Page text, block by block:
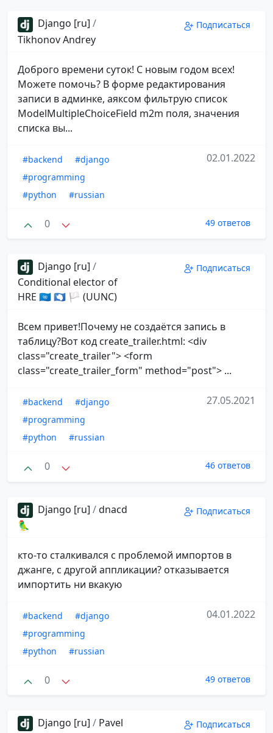
Django [ru] /
Tikhonov Andrey
Подписаться
Доброго времени суток! С новым годом всех!
Можете помочь? В форме редактирования
записи в админке, аяксом фильтрую список
ModelMultipleChoiceField m2m поля, значения
списка вы...
#backend
#django
#programming
#python
#russian
02.01.2022
0 49 ответов
Django [ru] /
Conditional elector of
HRE 🇺🇳 🇦🇶 🏳 (UUNC)
Подписаться
Всем привет!Почему не создаётся запись в
таблицу?Вот код create_trailer.html: <div
class="create_trailer"> <form
class="create_trailer_form" method="post"> ...
#backend
#django
#programming
#python
#russian
27.05.2021
0 46 ответов
Django [ru] /dnacd
🦜
Подписаться
кто-то сталкивался с проблемой импортов в
джанге, с другой аппликации? отказывается
импортить ни вкакую
#backend
#django
#programming
#python
#russian
04.01.2022
0 49 ответов
Django [ru] / Pavel
Подписаться